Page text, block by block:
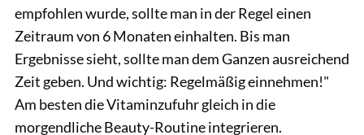
empfohlen wurde, sollte man in der Regel einen
Zeitraum von 6 Monaten einhalten. Bis man
Ergebnisse sieht, sollte man dem Ganzen ausreichend
Zeit geben. Und wichtig: Regelmäßig einnehmen!"
Am besten die Vitaminzufuhr gleich in die
morgendliche Beauty-Routine integrieren.